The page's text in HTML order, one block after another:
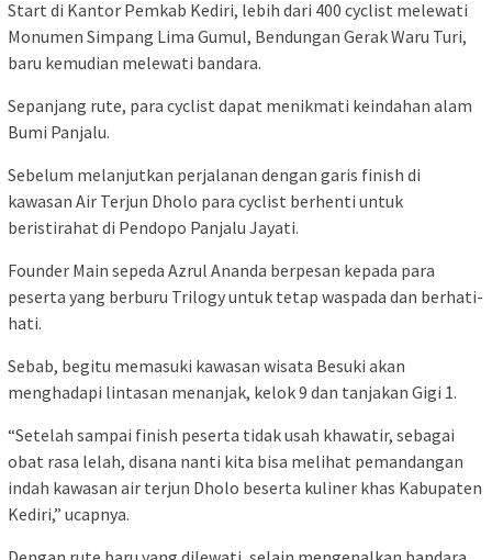
Start di Kantor Pemkab Kediri, lebih dari 400 cyclist melewati
Monumen Simpang Lima Gumul, Bendungan Gerak Waru Turi,
baru kemudian melewati bandara.
Sepanjang rute, para cyclist dapat menikmati keindahan alam
Bumi Panjalu.
Sebelum melanjutkan perjalanan dengan garis finish di
kawasan Air Terjun Dholo para cyclist berhenti untuk
beristirahat di Pendopo Panjalu Jayati.
Founder Main sepeda Azrul Ananda berpesan kepada para
peserta yang berburu Trilogy untuk tetap waspada dan berhati-
hati.
Sebab, begitu memasuki kawasan wisata Besuki akan
menghadapi lintasan menanjak, kelok 9 dan tanjakan Gigi 1.
“Setelah sampai finish peserta tidak usah khawatir, sebagai
obat rasa lelah, disana nanti kita bisa melihat pemandangan
indah kawasan air terjun Dholo beserta kuliner khas Kabupaten
Kediri,” ucapnya.